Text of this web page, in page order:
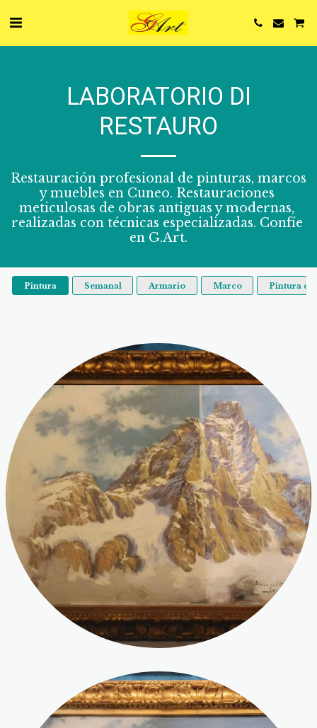
LABORATORIO DI
RESTAURO
Restauración profesional de pinturas, marcos
y muebles en Cuneo. Restauraciones
meticulosas de obras antiguas y modernas,
realizadas con técnicas especializadas. Confíe
en G.Art.
Pintura Semanal Armario Marco Pintura de